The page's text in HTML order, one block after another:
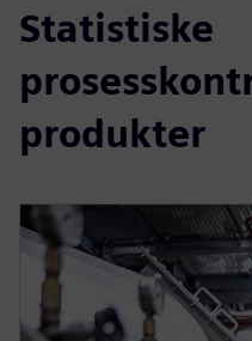
Statistiske
produkter